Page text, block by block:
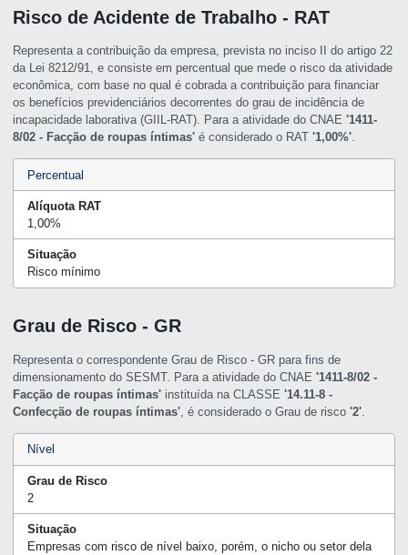
Risco de Acidente de Trabalho - RAT
Representa a contribuição da empresa, prevista no inciso II do artigo 22
da Lei 8212/91, e consiste em percentual que mede o risco da atividade
econômica, com base no qual é cobrada a contribuição para financiar
os benefícios previdenciários decorrentes do grau de incidência de
incapacidade laborativa (GIIL-RAT). Para a atividade do CNAE'1411-
8/02 - Facção de roupas íntimas' é considerado o RAT'1,00%'.
Percentual
Alíquota RAT
1,00%
Situação
Risco mínimo
Grau de Risco - GR
Representa o correspondente Grau de Risco - GR para fins de
dimensionamento do SESMT. Para a atividade do CNAE'1411-8/02 -
Facção de roupas íntimas' instituída na CLASSE'14.11-8 -
Confecção de roupas íntimas' , é considerado o Grau de risco'2'
Nível
Grau de Risco
2
Situação
Empresas com risco de nível baixo, porém, o nicho ou setor dela